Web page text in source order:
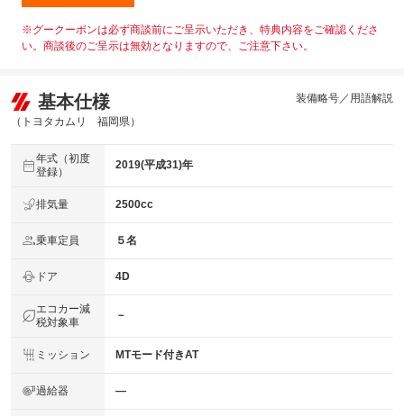
※グークーポンは必ず商談前にご呈示いただき、特典内容をご確認くださ
い。商談後のご呈示は無効となりますので、ご注意下さい。
基本仕様
（トヨタカムリ 福岡県）
装備略号／用語解説
年式（初度
登録）
2019(平成31)年
排気量 2500cc
乗車定員 ５名
ドア 4D
エコカー減
税対象車
－
ミッション MTモード付きAT
過給器 ―